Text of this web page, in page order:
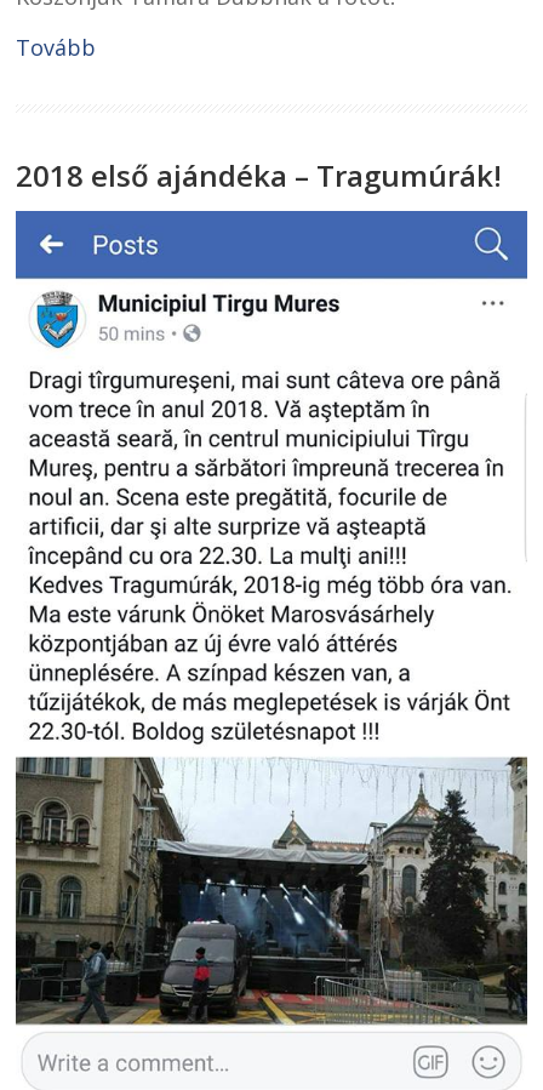
Tovább
2018 első ajándéka – Tragumúrák!